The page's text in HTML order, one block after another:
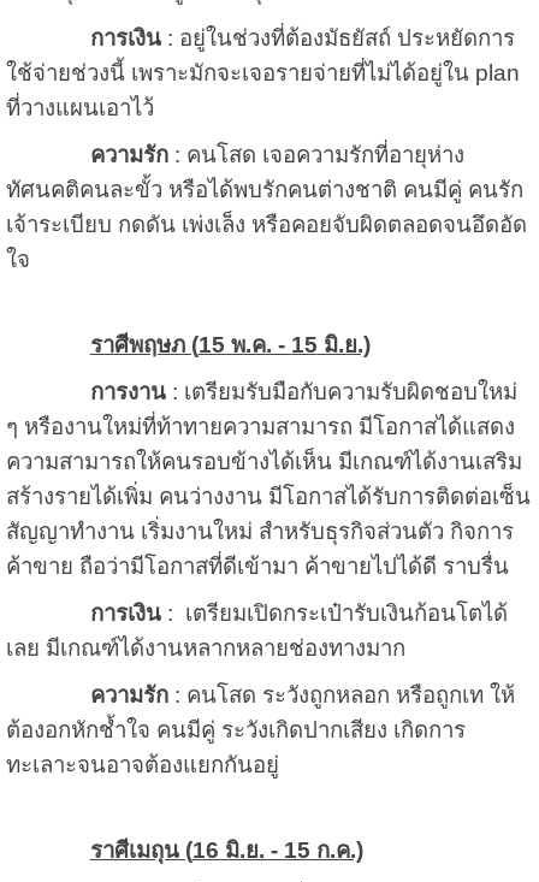
การเงิน: อยู่ในช่วงที่ต้องมัธยัสถ์ ประหยัดการ
ใช้จ่ายช่วงนี้ เพราะมักจะเจอรายจ่ายที่ไม่ได้อยู่ใน plan
ที่วางแผนเอาไว้
ความรัก: คนโสด เจอความรักที่อายุห่าง
ทัศนคติคนละขั้ว หรือได้พบรักคนต่างชาติ คนมีคู่ คนรัก
เจ้าระเบียบ กดดัน เพ่งเล็ง หรือคอยจับผิดตลอดจนอึดอัด
ใจ
ราศีพฤษภ (15 พ.ค. - 15 มิ.ย.)
การงาน: เตรียมรับมือกับความรับผิดชอบใหม่
ๆ หรืองานใหม่ที่ท้าทายความสามารถ มีโอกาสได้แสดง
ความสามารถให้คนรอบข้างได้เห็น มีเกณฑ์ได้งานเสริม
สร้างรายได้เพิ่ม คนว่างงาน มีโอกาสได้รับการติดต่อเซ็น
สัญญาทำงาน เริ่มงานใหม่ สำหรับธุรกิจส่วนตัว กิจการ
ค้าขาย ถือว่ามีโอกาสที่ดีเข้ามา ค้าขายไปได้ดี ราบรื่น
การเงิน: เตรียมเปิดกระเป๋ารับเงินก้อนโตได้
เลย มีเกณฑ์ได้งานหลากหลายช่องทางมาก
ความรัก: คนโสด ระวังถูกหลอก หรือถูกเท ให้
ต้องอกหักช้ำใจ คนมีคู่ ระวังเกิดปากเสียง เกิดการ
ทะเลาะจนอาจต้องแยกกันอยู่
ราศีเมถุน (16 มิ.ย. - 15 ก.ค.)